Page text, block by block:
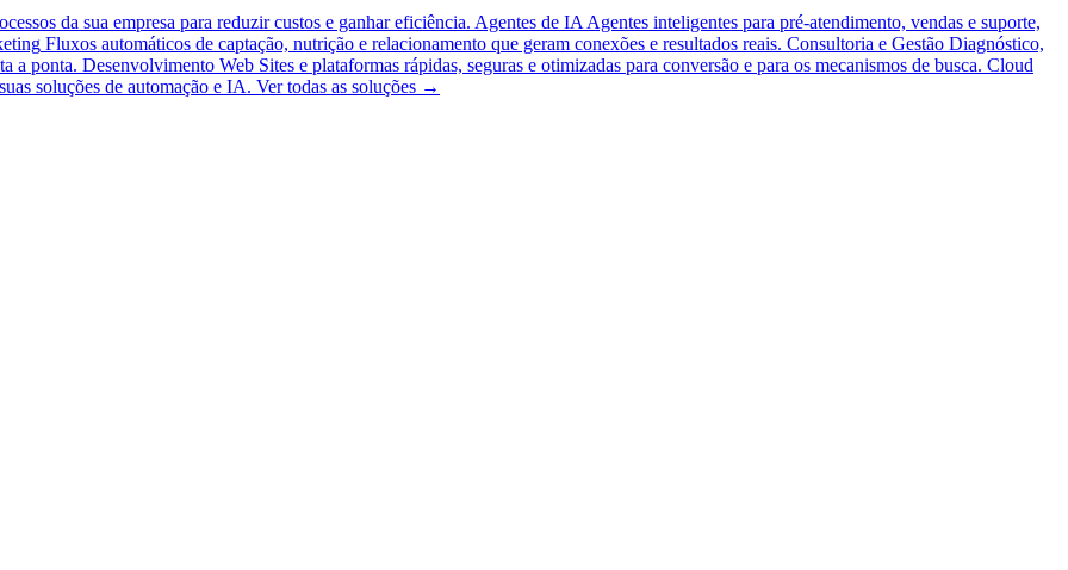
da sua empresa para reduzir custos e ganhar eficiência. Agentes de IA Agentes inteligentes para pré-atendimento, vendas e suporte,
Fluxos automáticos de captação, nutrição e relacionamento que geram conexões e resultados reais. Consultoria e Gestão Diagnóstico,
a ponta. Desenvolvimento Web Sites e plataformas rápidas, seguras e otimizadas para conversão e para os mecanismos de busca. Cloud
soluções de automação e IA. Ver todas as soluções →